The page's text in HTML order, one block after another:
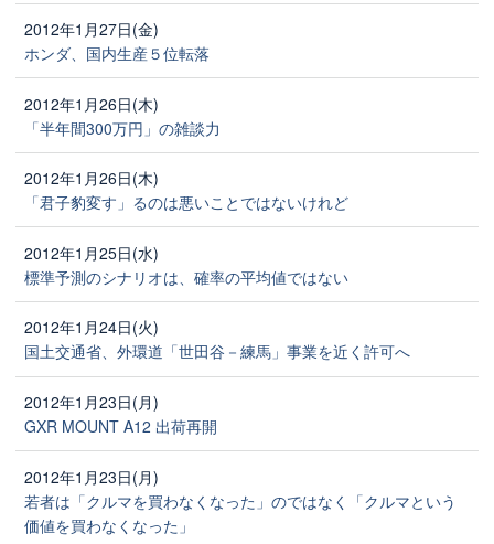
2012年1月27日(金)
ホンダ、国内生産５位転落
2012年1月26日(木)
「半年間300万円」の雑談力
2012年1月26日(木)
「君子豹変す」るのは悪いことではないけれど
2012年1月25日(水)
標準予測のシナリオは、確率の平均値ではない
2012年1月24日(火)
国土交通省、外環道「世田谷－練馬」事業を近く許可へ
2012年1月23日(月)
GXR MOUNT A12 出荷再開
2012年1月23日(月)
若者は「クルマを買わなくなった」のではなく「クルマという
価値を買わなくなった」